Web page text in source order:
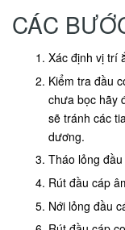
CÁC
Xác định vị trí
Kiểm tra đầu
chưa bọc hãy
sẽ tránh các
dương.
Tháo lỏng
Rút đầu cáp
Nới lỏng đầu